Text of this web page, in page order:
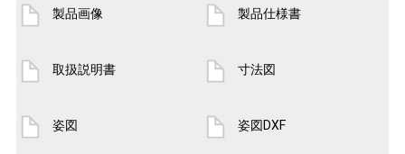
製品画像 製品仕様書
取扱説明書 寸法図
姿図 姿図DXF